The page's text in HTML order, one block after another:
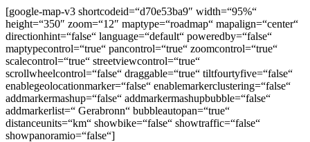
[google-map-v3 shortcodeid=“d70e53ba9″ width=“95%“
height=“350″ zoom=“12″ maptype=“roadmap“ mapalign=“center“
directionhint=“false“ language=“default“ poweredby=“false“
maptypecontrol=“true“ pancontrol=“true“ zoomcontrol=“true“
scalecontrol=“true“ streetviewcontrol=“true“
scrollwheelcontrol=“false“ draggable=“true“ tiltfourtyfive=“false“
enablegeolocationmarker=“false“ enablemarkerclustering=“false“
addmarkermashup=“false“ addmarkermashupbubble=“false“
addmarkerlist=“ Gerabronn“ bubbleautopan=“true“
distanceunits=“km“ showbike=“false“ showtraffic=“false“
showpanoramio=“false“]